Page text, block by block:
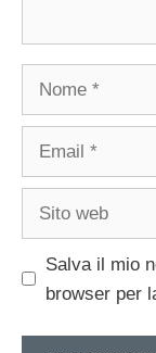
Nome
Email
Sito
Salva il mio
browser per